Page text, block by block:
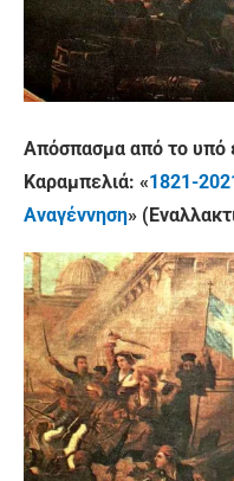
Απόσπασμα από το υπό
Καραμπελιά: «1821-
Αναγέννηση»